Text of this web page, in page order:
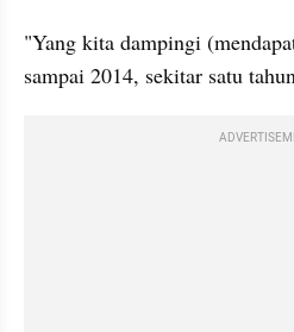
"Yang kita dampingi
sampai 2014, sekitar satu